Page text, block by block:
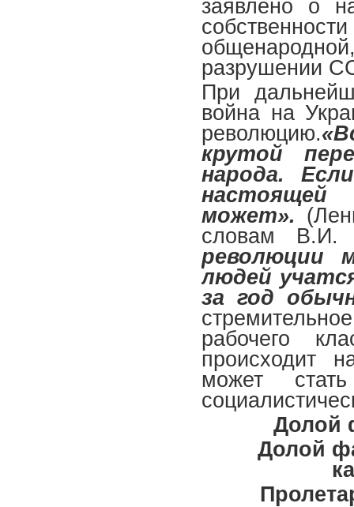
заявлено о
разрушении
При
война на
революцию.
крутой
народа.
может».
словам В.И.
революции
людей
за год
рабочего
происходит
может
Долой
Долой